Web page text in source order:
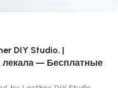
DIY Studio. |
— Бесплатные